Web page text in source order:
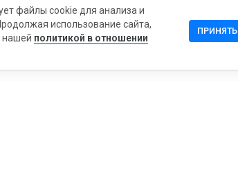
файлы cookie для анализа и
использование сайта,
нашей политикой в отношении
ПРИНЯТЬ